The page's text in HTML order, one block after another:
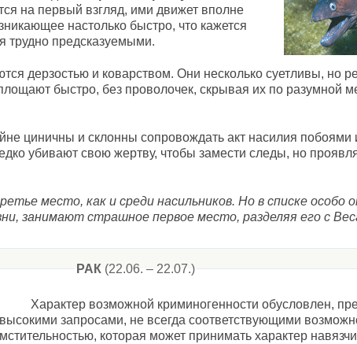
на первый взгляд, ими движет вполне
настолько быстро, что кажется
трудно предсказуемыми.
дерзостью и коварством. Они несколько суетливы, но
быстро, без проволочек, скрывая их по разумной
циничны и склонны сопровождать акт насилия
убивают свою жертву, чтобы замести следы, но
место, как и среди насильников. Но в списке особо
занимают страшное первое место, разделяя его с
РАК (22.06. – 22.07.)
Характер возможной криминогенности обусловлен,
высокими запросами, не всегда соответствующими
мстительностью, которая может принимать характер